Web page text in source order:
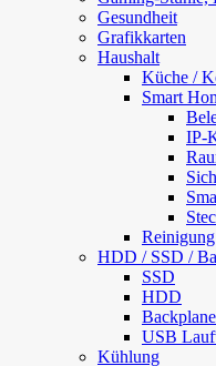
Gesundheit
Grafikkarten
Haushalt
Küche /
Smart
IP-
Reinigung
HDD / SSD /
SSD
HDD
USB
Kühlung